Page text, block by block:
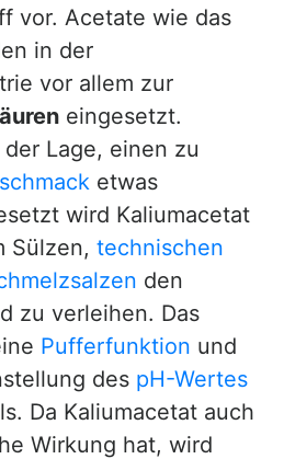
vor. Acetate wie das
in der
vor allem zur
eingesetzt.
Lage, einen zu
etwas
wird Kaliumacetat
Sülzen, technischen
den
zu verleihen. Das
Pufferfunktion und
des pH-Wertes
Da Kaliumacetat auch
Wirkung hat, wird